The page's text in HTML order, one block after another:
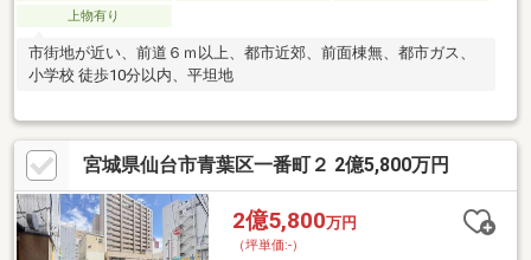
上物有り
市街地が近い、前道６ｍ以上、都市近郊、前面棟無、都市ガス、
小学校 徒歩10分以内、平坦地
宮城県仙台市青葉区一番町２ 2億5,800万円
2億5,800万円
（坪単価:-）